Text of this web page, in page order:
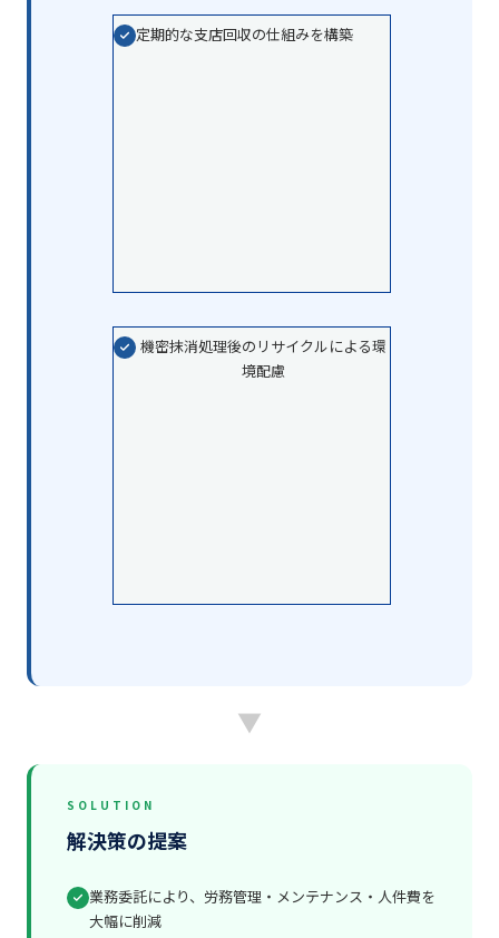
定期的な支店回収の仕組みを構築
機密抹消処理後のリサイクルによる環
境配慮
▼
SOLUTION
解決策の提案
業務委託により、労務管理・メンテナンス・人件費を
大幅に削減